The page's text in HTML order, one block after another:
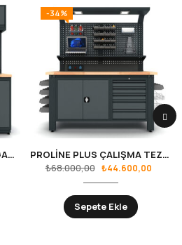
MODULİNE ÇALIŞMA TEZGAHLARI RS.36.18.01
-34%
PROLİNE PLUS ÇALIŞMA TEZGAHI RS.25.15.1701
₺68.000,00 ₺44.600,00
Sepete Ekle